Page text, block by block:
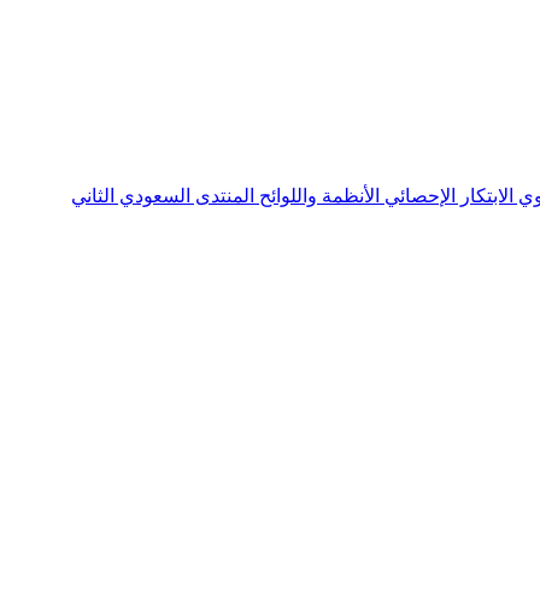
الابتكار الإحصائي الأنظمة واللوائح المنتدى السعودي الثاني